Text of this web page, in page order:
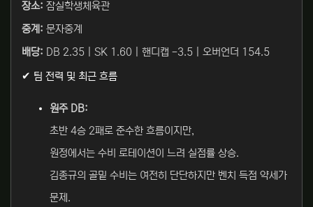
장소: 잠실학생체육관
중계: 문자중계
배당: DB 2.35 | SK 1.60 | 핸디캡 -3.5 | 오버언더 154.5
✔ 팀 전력 및 최근 흐름
원주 DB:
초반 4승 2패로 준수한 흐름이지만,
원정에서는 수비 로테이션이 느려 실점률 상승.
김종규의 골밑 수비는 여전히 단단하지만 벤치 득점 약세가
문제.